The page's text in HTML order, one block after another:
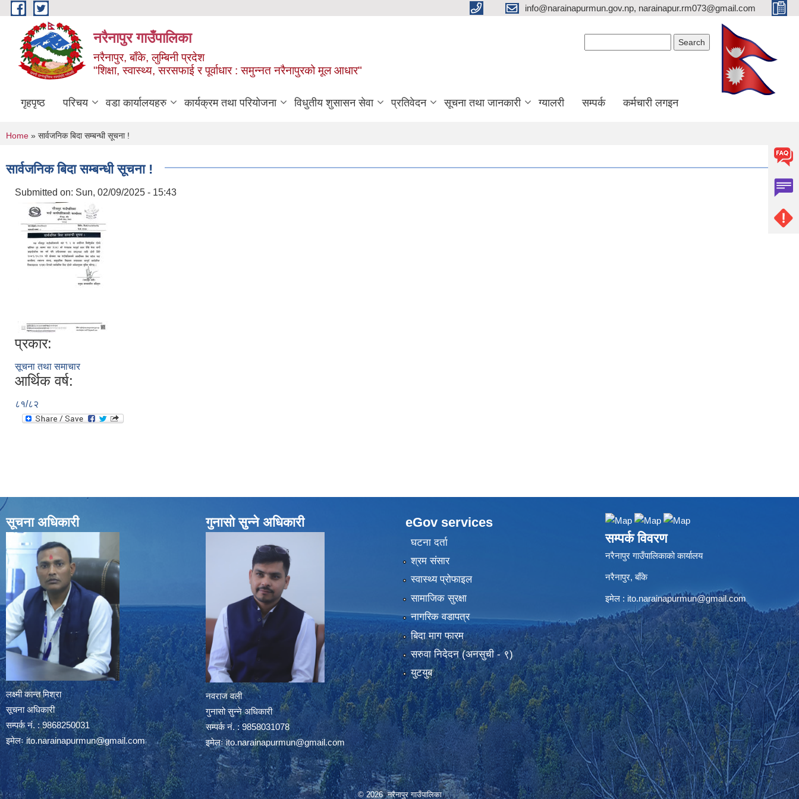
Skip to main content info@narainapurmun.gov.np, narainapur.rm073@gmail.com
नरैनापुर गाउँपालिका
नरैनापुर, बाँके, लुम्बिनी प्रदेश
"शिक्षा, स्वास्थ्य, सरसफाई र पूर्वाधार : समुन्नत नरैनापुरको मूल आधार"
गृहपृष्ठ परिचय वडा कार्यालयहरु कार्यक्रम तथा परियोजना विधुतीय शुसासन सेवा प्रतिवेदन सूचना तथा जानकारी ग्यालरी सम्पर्क कर्मचारी लगइन
You are here
Home » सार्वजनिक बिदा सम्बन्धी सूचना !
सार्वजनिक बिदा सम्बन्धी सूचना !
Submitted on: Sun, 02/09/2025 - 15:43
प्रकार:
सूचना तथा समाचार
आर्थिक वर्ष:
८१/८२
सूचना अधिकारी
लक्ष्मी कान्त मिश्रा
सूचना अधिकारी
सम्पर्क नं. : 9868250031
इमेलःito.narainapurmun@gmail.com
गुनासो सुन्ने अधिकारी
नवराज वली
गुनासो सुन्ने अधिकारी
सम्पर्क नं. : 9858031078
इमेलःito.narainapurmun@gmail.com
eGov services
घटना दर्ता
श्रम संसार
स्वास्थ्य प्रोफाइल
सामाजिक सुरक्षा
नागरिक वडापत्र
बिदा माग फारम
सरुवा निदेदन (अनसुची - ९)
युटयुब
सम्पर्क विवरण
नरैनापुर गाउँपालिकाको कार्यालय
नरैनापुर, बाँके
इमेल : ito.narainapurmun@gmail.com
© 2026 नरैनापुर गाउँपालिका